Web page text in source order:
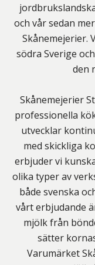
och vår sedan
Skånemejerier.
södra Sverige
den
Skånemejerier
professionella
utvecklar
med skickliga
erbjuder vi
olika typer av
både svenska
vårt erbjudande
mjölk från
sätter
Varumärket